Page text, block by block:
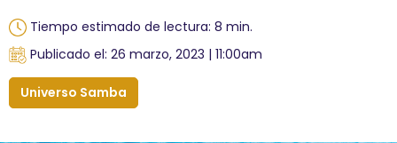
Promociones
Habitaciones
Tiempo estimado de lectura: 8 min.
Publicado el: 26 marzo, 2023 | 11:00am
Universo Samba